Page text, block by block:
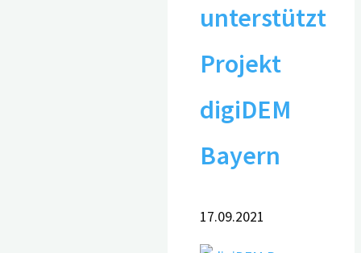
unterstützt
Projekt
digiDEM
Bayern
17.09.2021